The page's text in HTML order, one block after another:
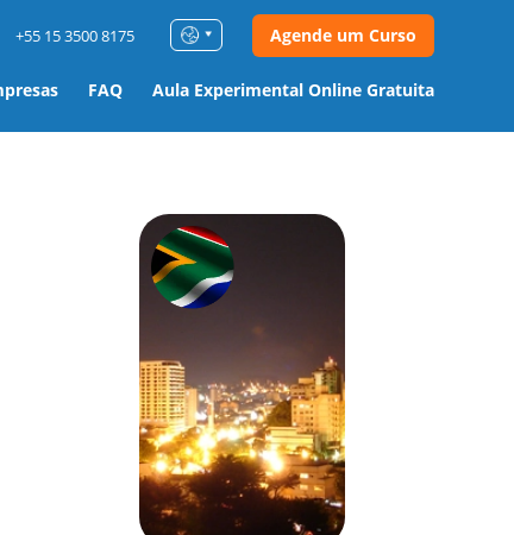
FAQ Aula Experimental Online Gratuita
+55 15 3500 8175 Agende um Curso